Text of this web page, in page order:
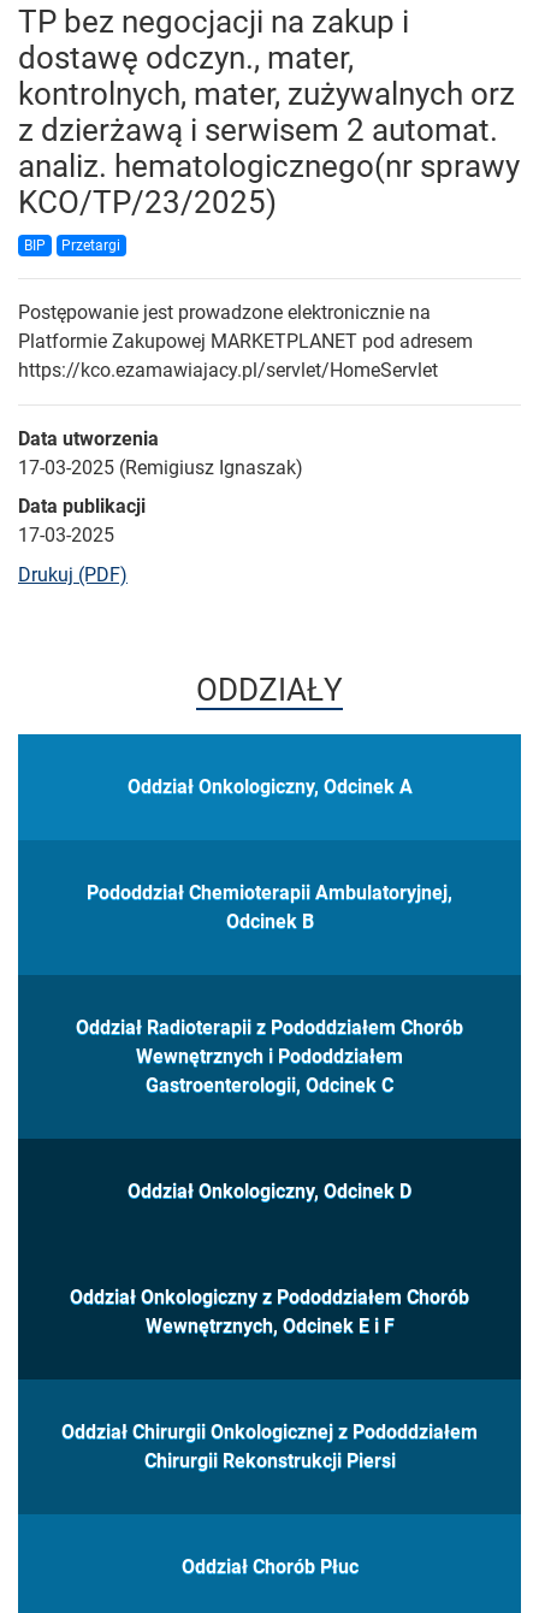
TP bez negocjacji na zakup i
dostawę odczyn., mater,
kontrolnych, mater, zużywalnych orz
z dzierżawą i serwisem 2 automat.
analiz. hematologicznego(nr sprawy
KCO/TP/23/2025)
BIP Przetargi
Postępowanie jest prowadzone elektronicznie na
Platformie Zakupowej MARKETPLANET pod adresem
https://kco.ezamawiajacy.pl/servlet/HomeServlet
Data utworzenia
17-03-2025 (Remigiusz Ignaszak)
Data publikacji
17-03-2025
Drukuj (PDF)
ODDZIAŁY
Oddział Onkologiczny, Odcinek A
Pododdział Chemioterapii Ambulatoryjnej,
Odcinek B
Oddział Radioterapii z Pododdziałem Chorób
Wewnętrznych i Pododdziałem
Gastroenterologii, Odcinek C
Oddział Onkologiczny, Odcinek D
Oddział Onkologiczny z Pododdziałem Chorób
Wewnętrznych, Odcinek E i F
Oddział Chirurgii Onkologicznej z Pododdziałem
Chirurgii Rekonstrukcji Piersi
Oddział Chorób Płuc